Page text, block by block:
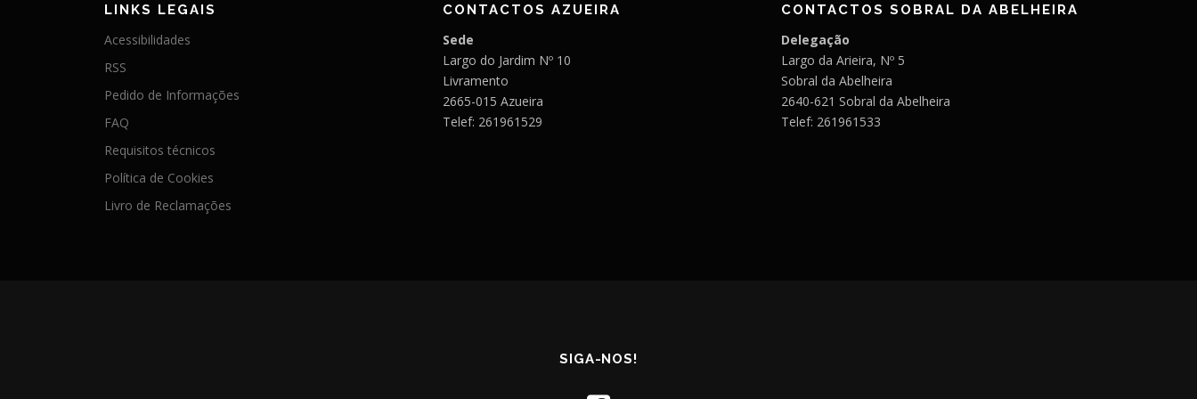
LINKS LEGAIS
Acessibilidades
RSS
Pedido de Informações
FAQ
Requisitos técnicos
Política de Cookies
Livro de Reclamações
CONTACTOS AZUEIRA
Sede
Largo do Jardim Nº 10
Livramento
2665-015 Azueira
Telef: 261961529
CONTACTOS SOBRAL DA ABELHEIRA
Delegação
Largo da Arieira, Nº 5
Sobral da Abelheira
2640-621 Sobral da Abelheira
Telef: 261961533
SIGA-NOS!